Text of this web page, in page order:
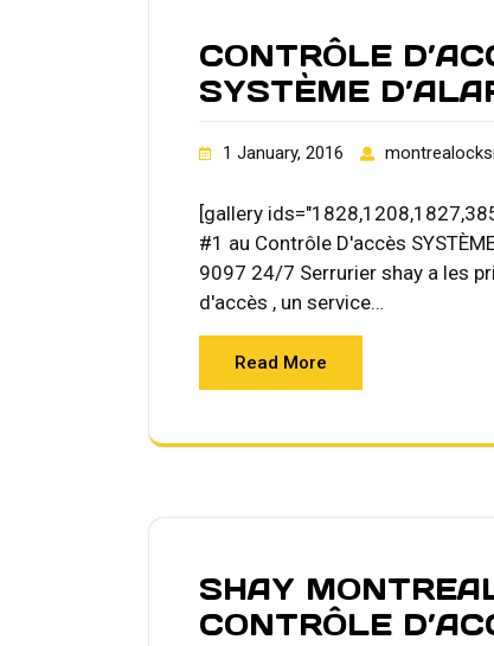
CONTRÔLE
SYSTÈME
1 January, 2016
[gallery
#1 au Contrôle D'accès
9097 24/7 Serrurier shay a les
d'accès , un service…
Read More
SHAY
CONTRÔLE